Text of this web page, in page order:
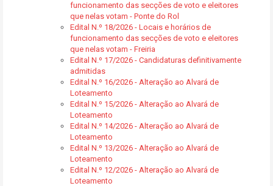
funcionamento das secções de voto e eleitores
que nelas votam - Ponte do Rol
Edital N.º 18/2026 - Locais e horários de
funcionamento das secções de voto e eleitores
que nelas votam - Freiria
Edital N.º 17/2026 - Candidaturas definitivamente
admitidas
Edital N.º 16/2026 - Alteração ao Alvará de
Loteamento
Edital N.º 15/2026 - Alteração ao Alvará de
Loteamento
Edital N.º 14/2026 - Alteração ao Alvará de
Loteamento
Edital N.º 13/2026 - Alteração ao Alvará de
Loteamento
Edital N.º 12/2026 - Alteração ao Alvará de
Loteamento